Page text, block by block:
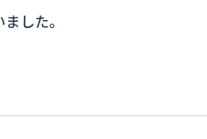
した。